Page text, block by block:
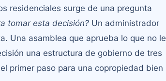
residenciales surge de una pregunta
tomar esta decisión? Un administrador
Una asamblea que aprueba lo que no le
una estructura de gobierno de tres
primer paso para una copropiedad bien